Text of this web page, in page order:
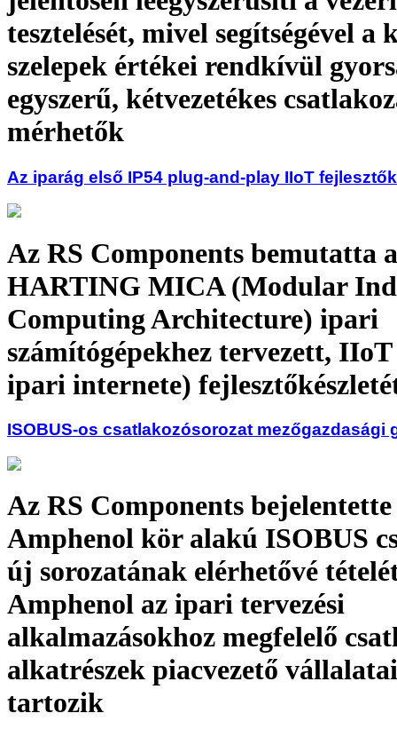
tesztelését, mivel segítségével a
szelepek értékei rendkívül
egyszerű, kétvezetékes
mérhetők
Az iparág első IP54 plug-and-play IIoT
Az RS Components bemutatta a
HARTING MICA (Modular
Computing Architecture) ipari
számítógépekhez tervezett,
ipari internete)
ISOBUS-os csatlakozósorozat mezőgazdasági
Az RS Components bejelentette
Amphenol kör alakú ISOBUS
új sorozatának elérhetővé
Amphenol az ipari tervezési
alkalmazásokhoz megfelelő
alkatrészek piacvezető
tartozik